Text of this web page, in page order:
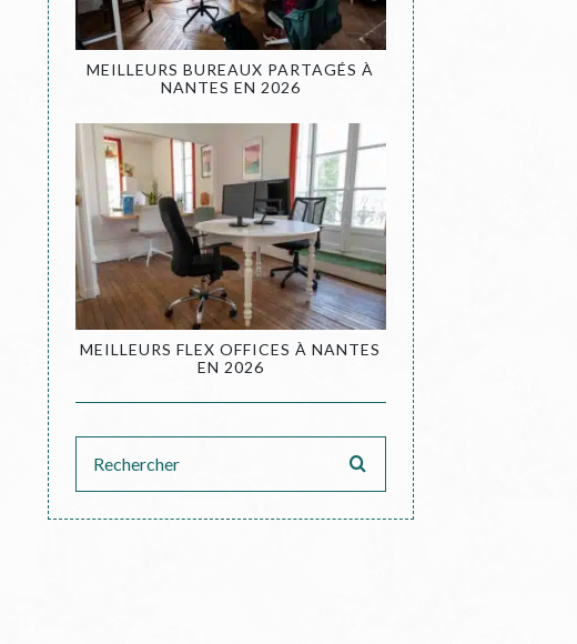
MEILLEURS BUREAUX PARTAGÉS À
NANTES EN 2026
MEILLEURS FLEX OFFICES À NANTES
EN 2026